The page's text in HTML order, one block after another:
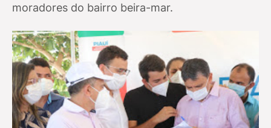
moradores do bairro beira-mar.